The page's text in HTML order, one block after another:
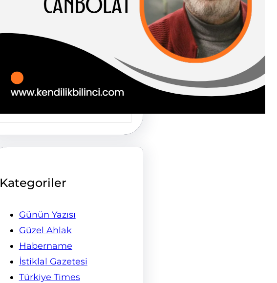
Kategoriler
Günün Yazısı
Güzel Ahlak
Habername
İstiklal Gazetesi
Türkiye Times